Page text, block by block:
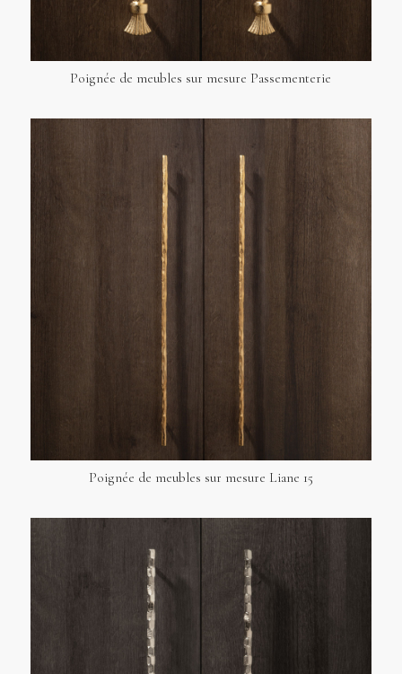
Poignée de meubles sur mesure Passementerie
Poignée de meubles sur mesure Liane 15